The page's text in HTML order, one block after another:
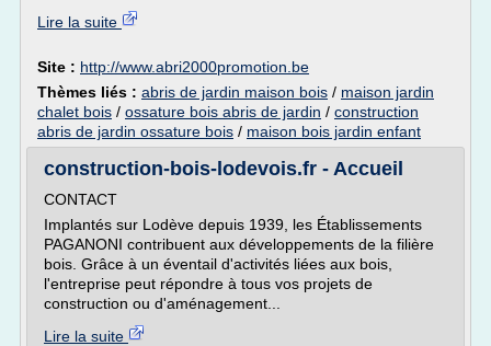
Lire la suite
Site : http://www.abri2000promotion.be
Thèmes liés : abris de jardin maison bois / maison jardin
chalet bois / ossature bois abris de jardin / construction
abris de jardin ossature bois / maison bois jardin enfant
construction-bois-lodevois.fr - Accueil
CONTACT
Implantés sur Lodève depuis 1939, les Établissements
PAGANONI contribuent aux développements de la filière
bois. Grâce à un éventail d'activités liées aux bois,
l'entreprise peut répondre à tous vos projets de
construction ou d'aménagement...
Lire la suite